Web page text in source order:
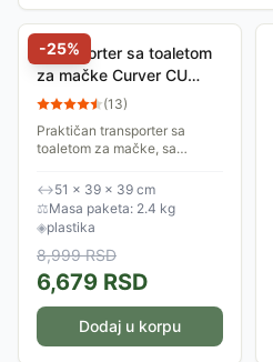
-25%
Transporter sa toaletom
za mačke Curver CU
00615-P15
(13)
Praktičan transporter sa
toaletom za mačke, sa
lopaticom. Poklopac se skida
radi lakšeg čišćenja.
↔51 × 39 × 39 cm
⚖Masa paketa: 2.4 kg
◈plastika
8,999RSD
6,679 RSD
Dodaj u korpu